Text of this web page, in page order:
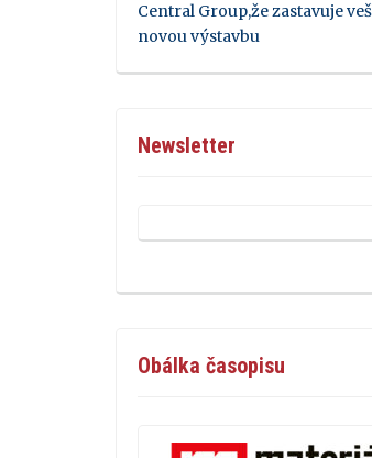
Central Group,že zastavuje
novou výstavbu
Newsletter
Obálka časopisu